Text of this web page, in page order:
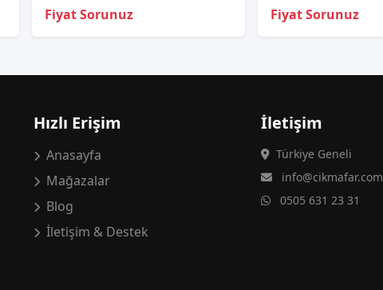
Fiyat Sorunuz Fiyat Sorunuz
Hızlı Erişim
Anasayfa
Mağazalar
Blog
İletişim & Destek
İletişim
Türkiye Geneli
info@cikmafar.com
0505 631 23 31